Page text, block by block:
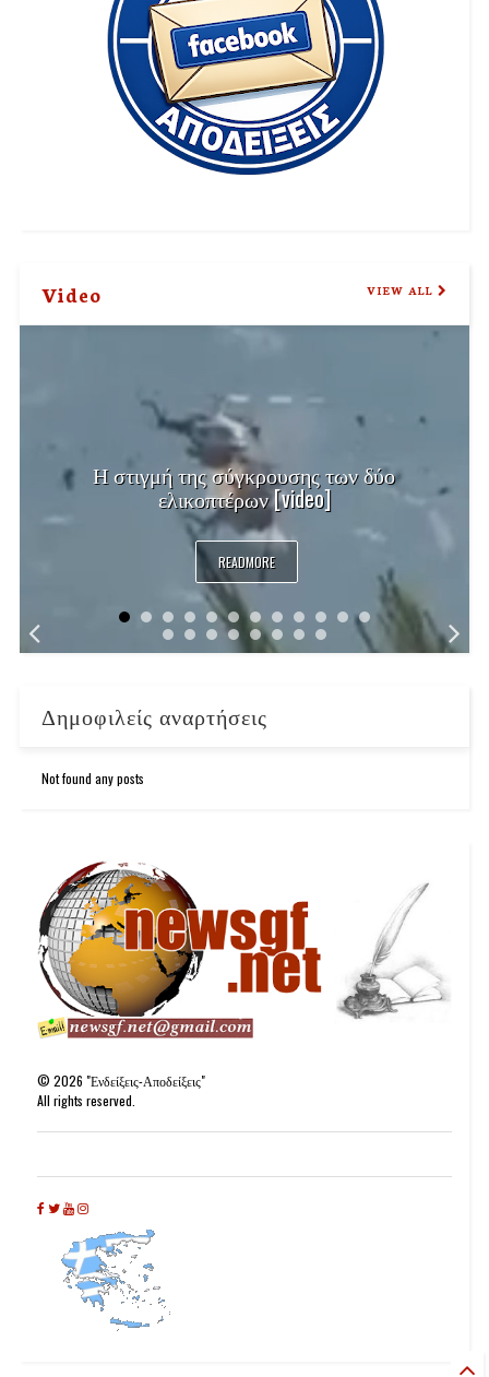
Video VIEW ALL
Η στιγμή της σύγκρουσης των δύο
ελικοπτέρων [video]
READMORE
Δημοφιλείς αναρτήσεις
Not found any posts
©2026 "Ενδείξεις-Αποδείξεις"
All rights reserved.